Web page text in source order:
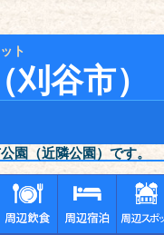
ト
谷市）
園（近隣公園）です。